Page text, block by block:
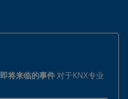
即将来临的事件对于KNX专业